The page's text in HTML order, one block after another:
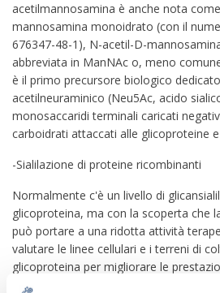
acetilmannosamina è anche nota
mannosamina monoidrato (con il
676347-48-1), N-acetil-D-
abbreviata in ManNAc o, meno
è il primo precursore biologico
acetilneuraminico (Neu5Ac, acido
monosaccaridi terminali caricati
carboidrati attaccati alle glicoproteine
-Sialilazione di proteine ​​ricombinanti
Normalmente c'è un livello di
glicoproteina, ma con la scoperta che
può portare a una ridotta attività
valutare le linee cellulari e i terreni di
glicoproteina per migliorare le
costi di produzione. Keppler et